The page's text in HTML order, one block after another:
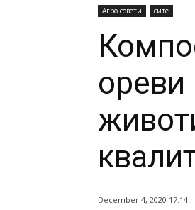
Агро совети сите
ореви
December 4, 2020 17:14